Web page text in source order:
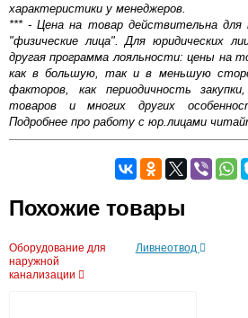
характеристики у менеджеров.
*** - Цена на товар действительна для
"физические лица". Для юридических
другая программа лояльности: цены на
как в большую, так и в меньшую
факторов, как периодичность
товаров и многих других
Подробнее про работу с юр.лицами
Оставьте отзыв
Доставка сантехники по Москве и
Возможные способы оплаты:
Наличный расчёт
Похожие товары
Оборудование для
наружной
канализации
Ливнеотвод